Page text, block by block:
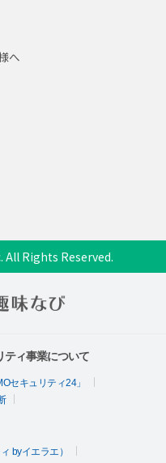
へ
All Rights Reserved.